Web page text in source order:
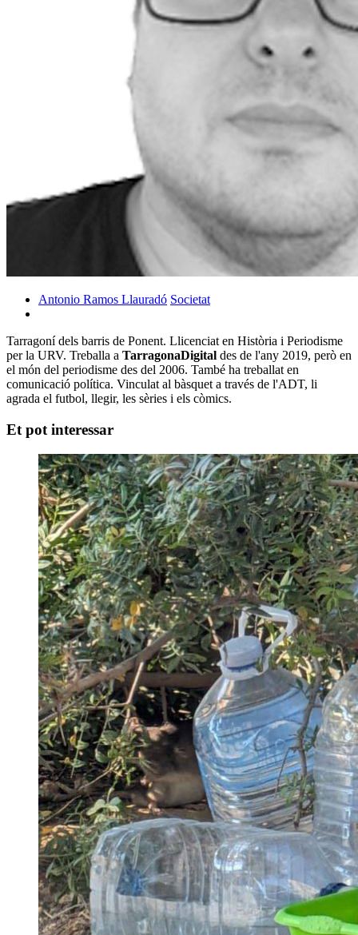
Antonio Ramos Llauradó Societat
Tarragoní dels barris de Ponent. Llicenciat en Història i Periodisme
per la URV. Treballa a TarragonaDigital des de l'any 2019, però en
el món del periodisme des del 2006. També ha treballat en
comunicació política. Vinculat al bàsquet a través de l'ADT, li
agrada el futbol, llegir, les sèries i els còmics.
Et pot interessar